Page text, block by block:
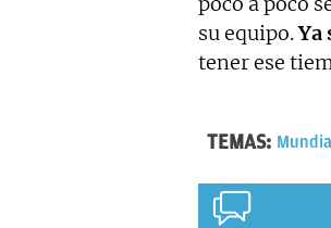
su equipo.Ya
tener ese
TEMAS: